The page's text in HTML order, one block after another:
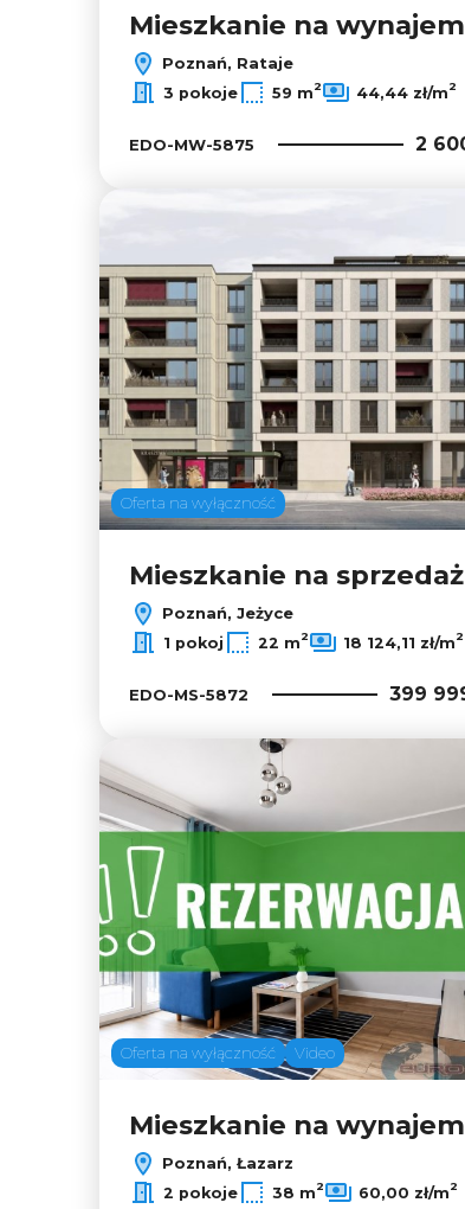
Mieszkanie na wynajem
Poznań, Rataje
3 pokoje 59 m2 44,44 zł/m2
EDO-MW-5875 2
Oferta na wyłączność
Mieszkanie na sprzedaż
Poznań, Jeżyce
1 pokoj 22 m2 18 124,11 zł/m2
EDO-MS-5872 399
Oferta na wyłączność Video
Mieszkanie na wynajem
Poznań, Łazarz
2 pokoje 38 m2 60,00 zł/m2